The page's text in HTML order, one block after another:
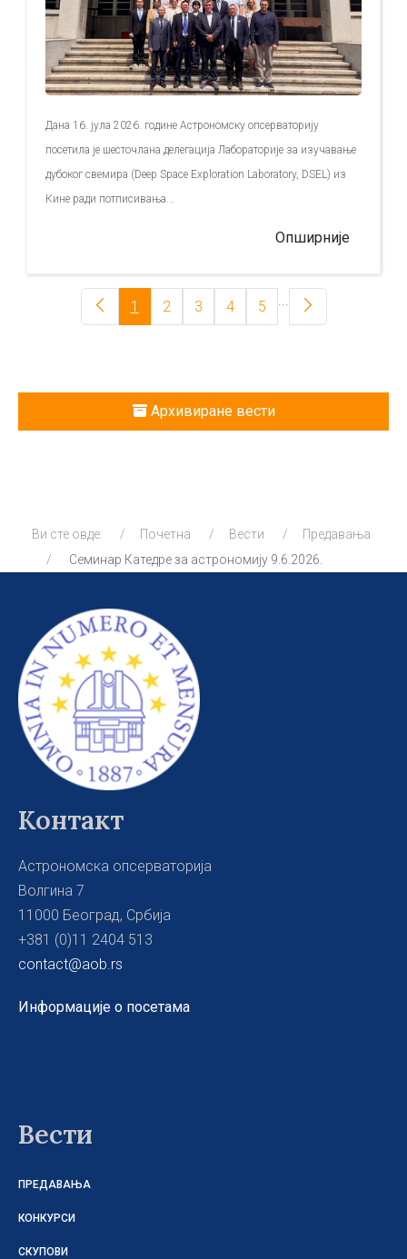
Дана 16. јула 2026. године Астрономску опсерваторију
посетила је шесточлана делегација Лабораторије за изучавање
дубоког свемира (Deep Space Exploration Laboratory, DSEL) из
Кине ради потписивања...
Опширније
1 2 3 4 5 ...
Архивиране вести
Ви сте овде: Почетна Вести
Предавања
Семинар Катедре за астрономију 9.6.2026.
Контакт
Астрономска опсерваторија
Волгина 7
11000 Београд, Србија
+381 (0)11 2404 513
contact@aob.rs
Информације о посетама
Вести
ПРЕДАВАЊА
КОНКУРСИ
СКУПОВИ